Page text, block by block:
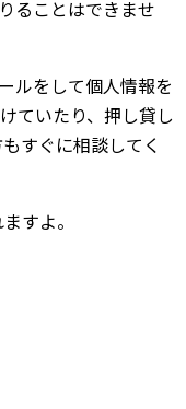
ることはできませ
ルをして個人情報を
ていたり、押し貸し
すぐに相談してく
すよ。